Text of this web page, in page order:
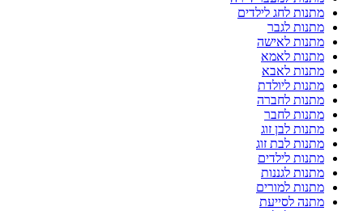
מתנות לחג לילדים
מתנות לגבר
מתנות לאישה
מתנות לאמא
מתנות לאבא
מתנות ליולדת
מתנות לחברה
מתנות לחבר
מתנות לבן זוג
מתנות לבת זוג
מתנות לילדים
מתנות לגננות
מתנות למורים
מתנה לסייעת